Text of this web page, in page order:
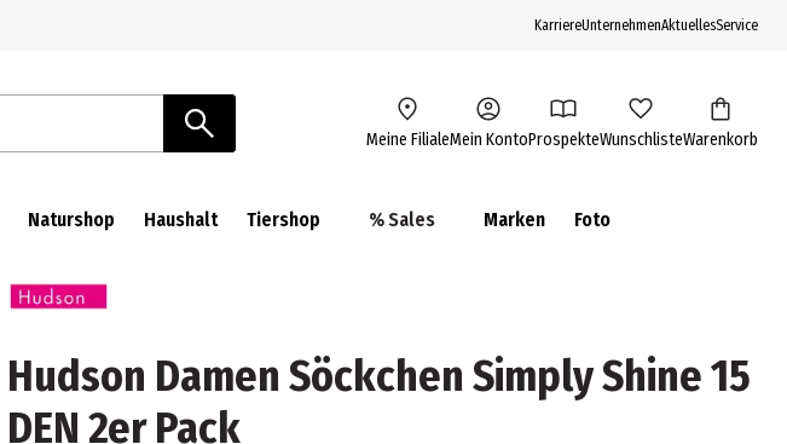
KarriereUnternehmenAktuellesService
Meine FilialeMein KontoProspekteWunschlisteWarenkorb
Naturshop Haushalt Tiershop % Sales Marken Foto
Hudson Damen Söckchen Simply Shine 15
DEN 2er Pack